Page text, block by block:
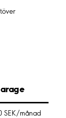
SEK/månad